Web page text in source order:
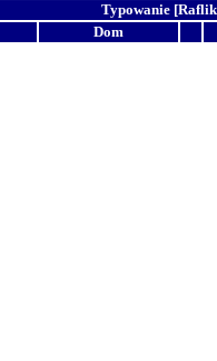
Typowanie
Dom